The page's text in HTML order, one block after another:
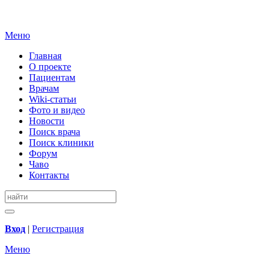
Меню
Главная
О проекте
Пациентам
Врачам
Wiki-статьи
Фото и видео
Новости
Поиск врача
Поиск клиники
Форум
Чаво
Контакты
Вход | Регистрация
Меню